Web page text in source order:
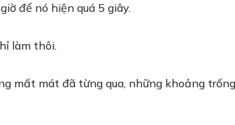
để nó hiện quá 5 giây.
làm thôi.
mất mát đã từng qua, những khoảng